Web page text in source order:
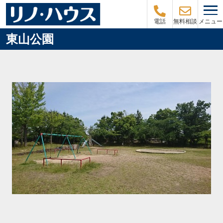
電話 無料相談 メニュー
東山公園